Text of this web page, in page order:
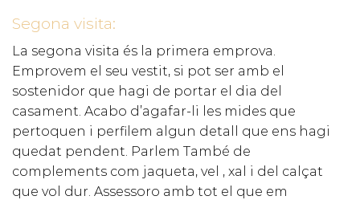
Segona visita:
La segona visita és la primera emprova.
Emprovem el seu vestit, si pot ser amb el
sostenidor que hagi de portar el dia del
casament. Acabo d’agafar-li les mides que
pertoquen i perfilem algun detall que ens hagi
quedat pendent. Parlem També de
complements com jaqueta, vel , xal i del calçat
que vol dur. Assessoro amb tot el que em